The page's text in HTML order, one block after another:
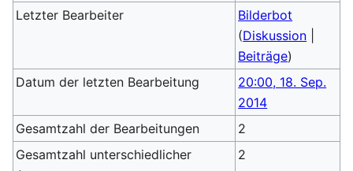
Letzter Bearbeiter
Bilderbot
(Diskussion
Beiträge)
Datum der letzten Bearbeitung
20:00, 18. Sep.
2014
Gesamtzahl der Bearbeitungen
2
Gesamtzahl unterschiedlicher
2